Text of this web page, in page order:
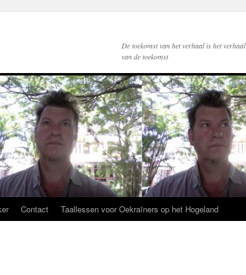
De toekomst van het verhaal is het verhaal
van de toekomst
Contact Taallessen voor Oekraïners op het Hogeland